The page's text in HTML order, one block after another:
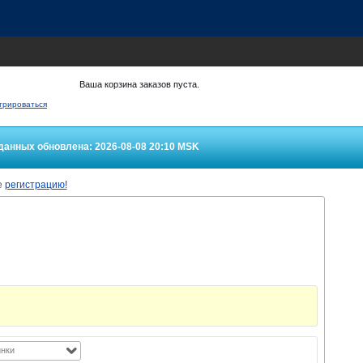
Ваша корзина заказов пуста.
обновлена: 2026-08-08 20:10 MSK
регистрацию!